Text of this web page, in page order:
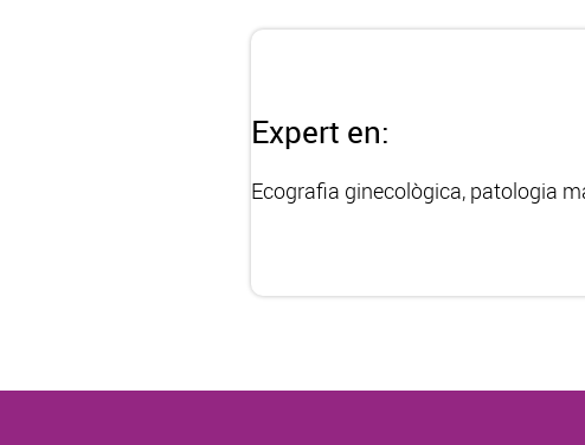
Expert en:
Ecografia ginecològica, patologia